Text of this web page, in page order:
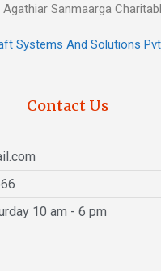
Sanmaarga
Systems And Solutions
Contact Us
10 am - 6 pm